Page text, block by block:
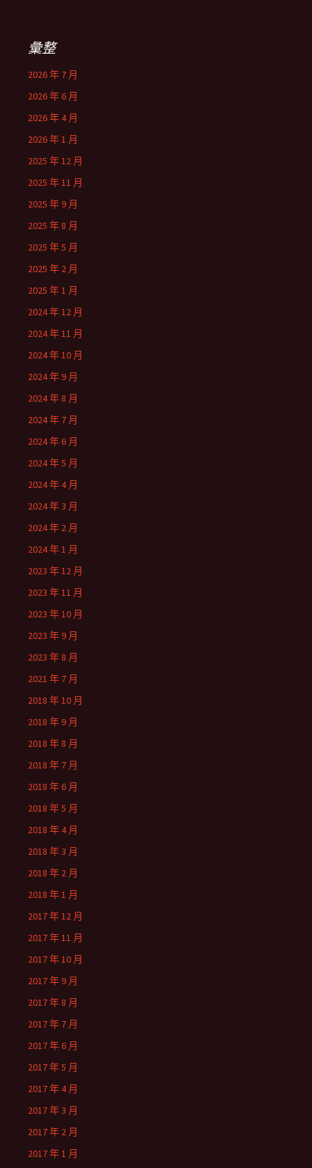
彙整
2026 年 7 月
2026 年 6 月
2026 年 4 月
2026 年 1 月
2025 年 12 月
2025 年 11 月
2025 年 9 月
2025 年 8 月
2025 年 5 月
2025 年 2 月
2025 年 1 月
2024 年 12 月
2024 年 11 月
2024 年 10 月
2024 年 9 月
2024 年 8 月
2024 年 7 月
2024 年 6 月
2024 年 5 月
2024 年 4 月
2024 年 3 月
2024 年 2 月
2024 年 1 月
2023 年 12 月
2023 年 11 月
2023 年 10 月
2023 年 9 月
2023 年 8 月
2021 年 7 月
2018 年 10 月
2018 年 9 月
2018 年 8 月
2018 年 7 月
2018 年 6 月
2018 年 5 月
2018 年 4 月
2018 年 3 月
2018 年 2 月
2018 年 1 月
2017 年 12 月
2017 年 11 月
2017 年 10 月
2017 年 9 月
2017 年 8 月
2017 年 7 月
2017 年 6 月
2017 年 5 月
2017 年 4 月
2017 年 3 月
2017 年 2 月
2017 年 1 月